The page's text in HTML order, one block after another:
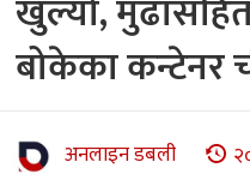
खुल्यो,
बोकेका कन्टेनर
अनलाइन डबली